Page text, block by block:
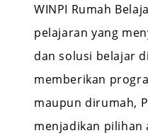
WINPI Rumah
pelajaran yang
dan solusi belajar
memberikan
maupun dirumah,
menjadikan pilihan